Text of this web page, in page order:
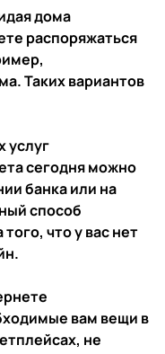
дома
распоряжаться
Таких вариантов
услуг
сегодня можно
банка или на
способ
что у вас нет
вам вещи в
не